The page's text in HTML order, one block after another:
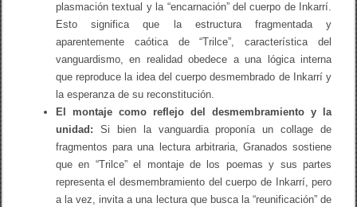
plasmación textual y la “encarnación” del cuerpo de Inkarrí.
Esto significa que la estructura fragmentada y
aparentemente caótica de “Trilce”, característica del
vanguardismo, en realidad obedece a una lógica interna
que reproduce la idea del cuerpo desmembrado de Inkarrí y
la esperanza de su reconstitución.
El montaje como reflejo del desmembramiento y la
unidad: Si bien la vanguardia proponía un collage de
fragmentos para una lectura arbitraria, Granados sostiene
que en “Trilce” el montaje de los poemas y sus partes
representa el desmembramiento del cuerpo de Inkarrí, pero
a la vez, invita a una lectura que busca la “reunificación” de